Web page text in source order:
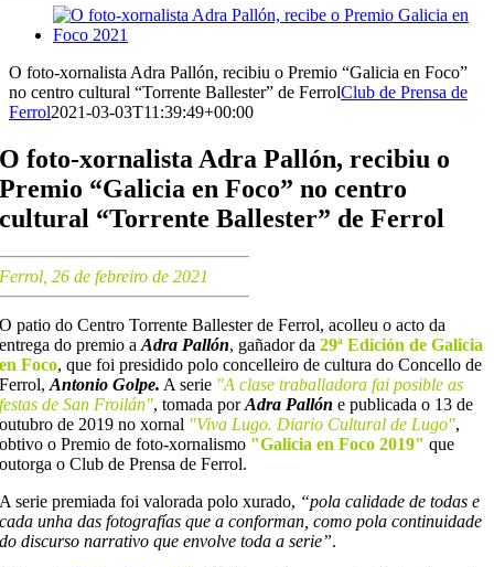
Ver
imagen
grande
O foto-xornalista Adra Pallón, recibiu o Premio “Galicia en Foco”
no centro cultural “Torrente Ballester” de FerrolClub de Prensa de
Ferrol2021-03-03T11:39:49+00:00
O foto-xornalista Adra Pallón, recibiu o
Premio “Galicia en Foco” no centro
cultural “Torrente Ballester” de Ferrol
Ferrol, 26 de febreiro de 2021
O patio do Centro Torrente Ballester de Ferrol, acolleu o acto da
entrega do premio aAdra Pallón, gañador da29ª Edición de Galicia
en Foco, que foi presidido polo concelleiro de cultura do Concello de
Ferrol,Antonio Golpe. A serie "A clase traballadora fai posible as
festas de San Froilán", tomada porAdra Pallón e publicada o 13 de
outubro de 2019 no xornal "Viva Lugo. Diario Cultural de Lugo",
obtivo o Premio de foto-xornalismo "Galicia en Foco 2019" que
outorga o Club de Prensa de Ferrol.
A serie premiada foi valorada polo xurado, “pola calidade de todas e
cada unha das fotografías que a conforman, como pola continuidade
do discurso narrativo que envolve toda a serie”.